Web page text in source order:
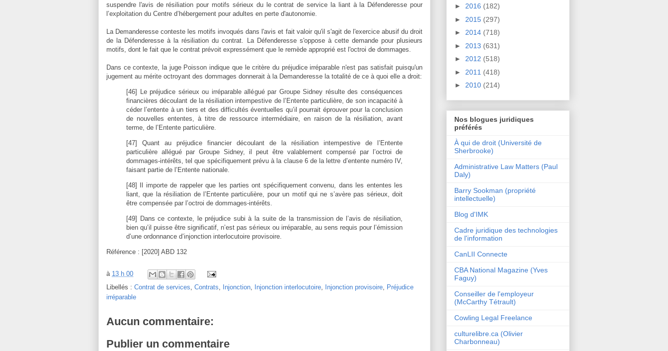
suspendre l'avis de résiliation pour motifs sérieux du le contrat de service la liant à la Défenderesse pour
l’exploitation du Centre d’hébergement pour adultes en perte d'autonomie.
La Demanderesse conteste les motifs invoqués dans l'avis et fait valoir qu'il s'agit de l'exercice abusif du droit
de la Défenderesse à la résiliation du contrat. La Défenderesse s'oppose à cette demande pour plusieurs
motifs, dont le fait que le contrat prévoit expressément que le remède approprié est l'octroi de dommages.
Dans ce contexte, la juge Poisson indique que le critère du préjudice irréparable n'est pas satisfait puisqu'un
jugement au mérite octroyant des dommages donnerait à la Demanderesse la totalité de ce à quoi elle a droit:
[46] Le préjudice sérieux ou irréparable allégué par Groupe Sidney résulte des con­séquences
financières découlant de la résiliation intempestive de l’Entente particulière, de son incapacité à
céder l’entente à un tiers et des difficultés éventuelles qu’il pourrait éprouver pour la conclusion
de nouvelles ententes, à titre de ressource intermédiaire, en raison de la résiliation, avant
terme, de l’Entente particulière.
[47] Quant au préjudice financier découlant de la résiliation intempestive de l’Entente
particulière allégué par Groupe Sidney, il peut être valablement compensé par l’octroi de
dommages-intérêts, tel que spécifiquement prévu à la clause 6 de la lettre d’entente numéro IV,
faisant partie de l’Entente nationale.
[48] Il importe de rappeler que les parties ont spécifiquement convenu, dans les ententes les
liant, que la résiliation de l’Entente particulière, pour un motif qui ne s’avère pas sérieux, doit
être compensée par l’octroi de dommages-intérêts.
[49] Dans ce contexte, le préjudice subi à la suite de la transmission de l’avis de résiliation,
bien qu’il puisse être significatif, n’est pas sérieux ou irréparable, au sens requis pour l’émission
d’une ordonnance d’injonction interlocutoire provisoire.
Référence : [2020] ABD 132
à 13 h 00
Libellés : Contrat de services Contrats Injonction Injonction interlocutoire Injonction provisoire
Préjudice
irréparable
Aucun commentaire:
Publier un commentaire
► 2016 (182)
► 2015 (297)
► 2014 (718)
► 2013 (631)
► 2012 (518)
► 2011 (418)
► 2010 (214)
Nos blogues juridiques
préférés
À qui de droit (Université de
Sherbrooke)
Administrative Law Matters (Paul
Daly)
Barry Sookman (propriété
intellectuelle)
Blog d'IMK
Cadre juridique des technologies
de l'information
CanLII Connecte
CBA National Magazine (Yves
Faguy)
Conseiller de l'employeur
(McCarthy Tétrault)
Cowling Legal Freelance
culturelibre.ca (Olivier
Charbonneau)